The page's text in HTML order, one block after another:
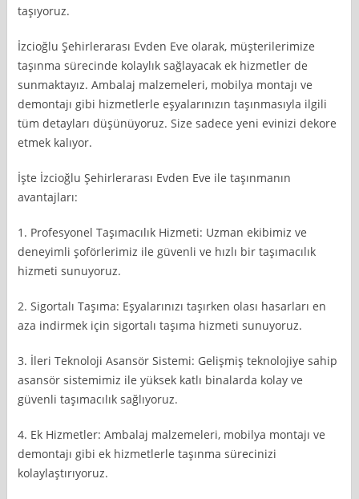
taşıyoruz.
İzcioğlu Şehirlerarası Evden Eve olarak, müşterilerimize
taşınma sürecinde kolaylık sağlayacak ek hizmetler de
sunmaktayız. Ambalaj malzemeleri, mobilya montajı ve
demontajı gibi hizmetlerle eşyalarınızın taşınmasıyla ilgili
tüm detayları düşünüyoruz. Size sadece yeni evinizi dekore
etmek kalıyor.
İşte İzcioğlu Şehirlerarası Evden Eve ile taşınmanın
avantajları:
1. Profesyonel Taşımacılık Hizmeti: Uzman ekibimiz ve
deneyimli şoförlerimiz ile güvenli ve hızlı bir taşımacılık
hizmeti sunuyoruz.
2. Sigortalı Taşıma: Eşyalarınızı taşırken olası hasarları en
aza indirmek için sigortalı taşıma hizmeti sunuyoruz.
3. İleri Teknoloji Asansör Sistemi: Gelişmiş teknolojiye sahip
asansör sistemimiz ile yüksek katlı binalarda kolay ve
güvenli taşımacılık sağlıyoruz.
4. Ek Hizmetler: Ambalaj malzemeleri, mobilya montajı ve
demontajı gibi ek hizmetlerle taşınma sürecinizi
kolaylaştırıyoruz.